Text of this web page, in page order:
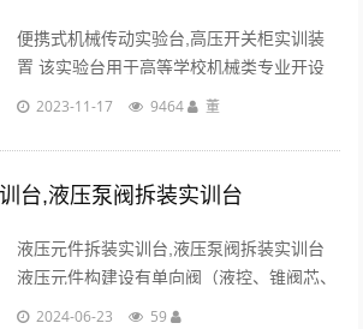
便携式机械传动实验台,高压开关柜实训装
置 该实验台用于高等学校机械类专业开设
“机械系统传动方案创新组合设计分析实
和工程实践能力为基本价值取向的新型现代
实验设备。......
2023-11-17 9464 董
台,液压泵阀拆装实训台
液压元件拆装实训台,液压泵阀拆装实训台
液压元件构建设有单向阀（液控、锥阀芯、
球阀芯）、换向阀主体结构（O型、Y型、H
2024-06-23 59